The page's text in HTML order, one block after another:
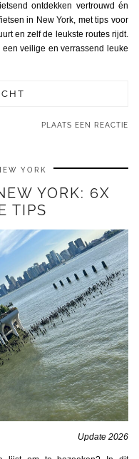
ontdekken vertrouwd én
in New York, met tips voor
en zelf de leukste routes rijdt.
veilige en verrassend leuke
PLAATS EEN REACTIE
YORK
YORK: 6X
TIPS
Update 2026